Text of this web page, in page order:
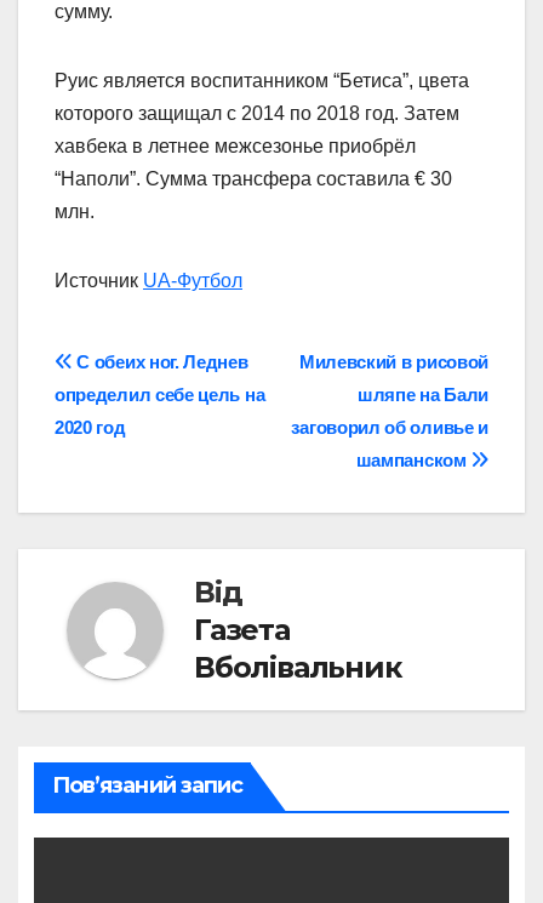
сумму.
Руис является воспитанником “Бетиса”, цвета
которого защищал с 2014 по 2018 год. Затем
хавбека в летнее межсезонье приобрёл
“Наполи”. Сумма трансфера составила € 30
млн.
Источник UA-Футбол
Навігація
записів
Милевский в рисовой
шляпе на Бали
заговорил об оливье и
шампанском
С обеих ног. Леднев
определил себе цель на
2020 год
Від
Газета
Вболівальник
Пов’язаний запис